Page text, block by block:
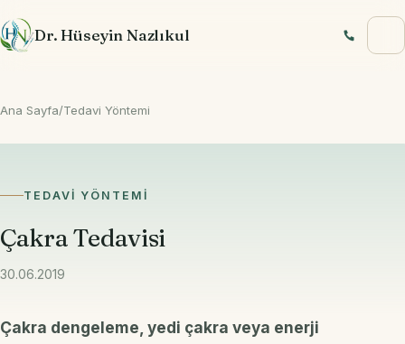
Dr. Hüseyin Nazlıkul
Ana Sayfa/Tedavi Yöntemi
TEDAVI YÖNTEMI
Çakra Tedavisi
30.06.2019
Çakra dengeleme, yedi çakra veya enerji